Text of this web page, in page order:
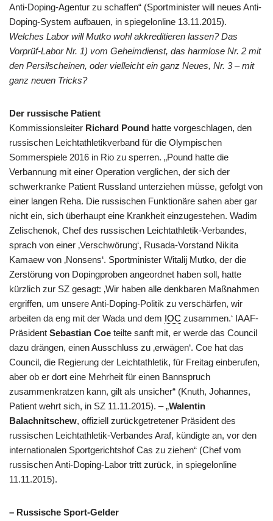
Anti-Doping-Agentur zu schaffen“ (Sportminister will neues Anti-
Doping-System aufbauen, in spiegelonline 13.11.2015).
Welches Labor will Mutko wohl akkreditieren lassen? Das
Vorprüf-Labor Nr. 1) vom Geheimdienst, das harmlose Nr. 2 mit
den Persilscheinen, oder vielleicht ein ganz Neues, Nr. 3 – mit
ganz neuen Tricks?
Der russische Patient
Kommissionsleiter Richard Pound hatte vorgeschlagen, den
russischen Leichtathletikverband für die Olympischen
Sommerspiele 2016 in Rio zu sperren. „Pound hatte die
Verbannung mit einer Operation verglichen, der sich der
schwerkranke Patient Russland unterziehen müsse, gefolgt von
einer langen Reha. Die russischen Funktionäre sahen aber gar
nicht ein, sich überhaupt eine Krankheit einzugestehen. Wadim
Zelischenok, Chef des russischen Leichtathletik-Verbandes,
sprach von einer ‚Verschwörung‘, Rusada-Vorstand Nikita
Kamaew von ‚Nonsens‘. Sportminister Witalij Mutko, der die
Zerstörung von Dopingproben angeordnet haben soll, hatte
kürzlich zur SZ gesagt: ‚Wir haben alle denkbaren Maßnahmen
ergriffen, um unsere Anti-Doping-Politik zu verschärfen, wir
arbeiten da eng mit der Wada und dem IOC zusammen.‘ IAAF-
Präsident Sebastian Coe teilte sanft mit, er werde das Council
dazu drängen, einen Ausschluss zu ‚erwägen‘. Coe hat das
Council, die Regierung der Leichtathletik, für Freitag einberufen,
aber ob er dort eine Mehrheit für einen Bannspruch
zusammenkratzen kann, gilt als unsicher“ (Knuth, Johannes,
Patient wehrt sich, in SZ 11.11.2015). – „Walentin
Balachnitschew, offiziell zurückgetretener Präsident des
russischen Leichtathletik-Verbandes Araf, kündigte an, vor den
internationalen Sportgerichtshof Cas zu ziehen“ (Chef vom
russischen Anti-Doping-Labor tritt zurück, in spiegelonline
11.11.2015).
– Russische Sport-Gelder